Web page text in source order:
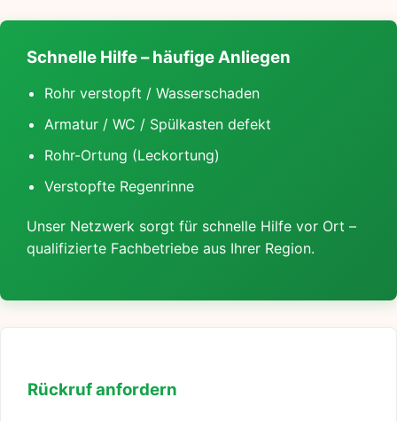
Schnelle Hilfe – häufige Anliegen
Rohr verstopft / Wasserschaden
Armatur / WC / Spülkasten defekt
Rohr-Ortung (Leckortung)
Verstopfte Regenrinne
Unser Netzwerk sorgt für schnelle Hilfe vor Ort –
qualifizierte Fachbetriebe aus Ihrer Region.
Rückruf anfordern